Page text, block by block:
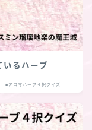
いるハーブ
■アロマハーブ４択クイズ